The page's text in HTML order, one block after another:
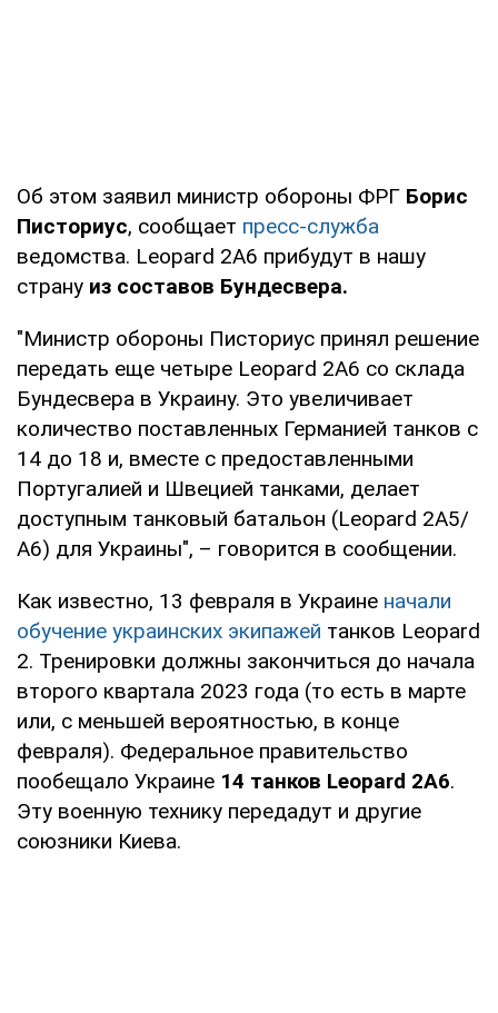
Об этом заявил министр обороны ФРГ Борис
Писториус, сообщает пресс-служба
ведомства. Leopard 2A6 прибудут в нашу
страну из составов Бундесвера.
"Министр обороны Писториус принял решение
передать еще четыре Leopard 2A6 со склада
Бундесвера в Украину. Это увеличивает
количество поставленных Германией танков с
14 до 18 и, вместе с предоставленными
Португалией и Швецией танками, делает
доступным танковый батальон (Leopard 2A5/
А6) для Украины", – говорится в сообщении.
Как известно, 13 февраля в Украине начали
обучение украинских экипажей танков Leopard
2. Тренировки должны закончиться до начала
второго квартала 2023 года (то есть в марте
или, с меньшей вероятностью, в конце
февраля). Федеральное правительство
пообещало Украине 14 танков Leopard 2A6.
Эту военную технику передадут и другие
союзники Киева.